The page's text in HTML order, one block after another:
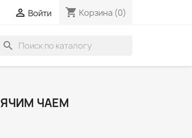
 Войти shopping_cart Корзина (0)
search
ЧАЕМ